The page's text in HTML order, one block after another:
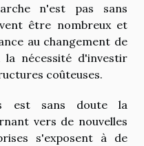
n'est pas sans
être nombreux et
au changement de
nécessité d'investir
coûteuses.
est sans doute la
vers de nouvelles
s'exposent à de